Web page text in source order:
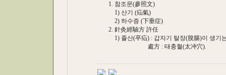
1. 참조문(參照文)
1) 산기 (疝氣)
2) 하수증 (下垂症)
2. 針灸經驗方 許任
1) 졸산(卒疝) : 갑자기 탈장(脫腸)이 생기
處方 : 태충혈(太冲穴).